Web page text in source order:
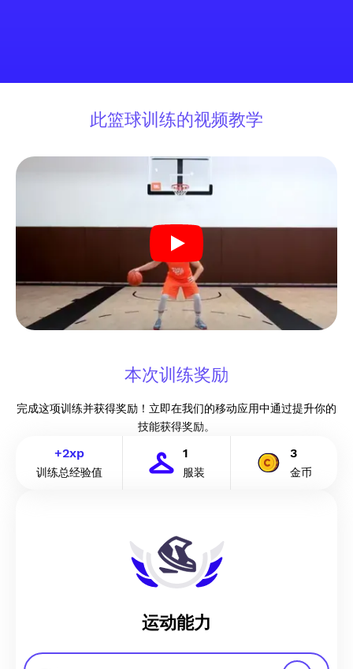
此篮球训练的视频教学
本次训练奖励
完成这项训练并获得奖励！立即在我们的移动应用中通过提升你的
技能获得奖励。
+2xp
训练总经验值
1
服装
3
金币
运动能力